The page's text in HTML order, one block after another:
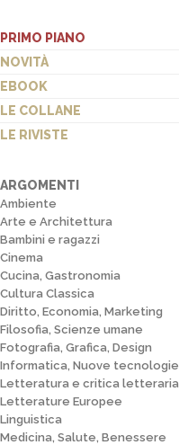
PRIMO PIANO
NOVITÀ
EBOOK
LE COLLANE
LE RIVISTE
ARGOMENTI
Ambiente
Arte e Architettura
Bambini e ragazzi
Cinema
Cucina, Gastronomia
Cultura Classica
Diritto, Economia, Marketing
Filosofia, Scienze umane
Fotografia, Grafica, Design
Informatica, Nuove tecnologie
Letteratura e critica letteraria
Letterature Europee
Linguistica
Medicina, Salute, Benessere